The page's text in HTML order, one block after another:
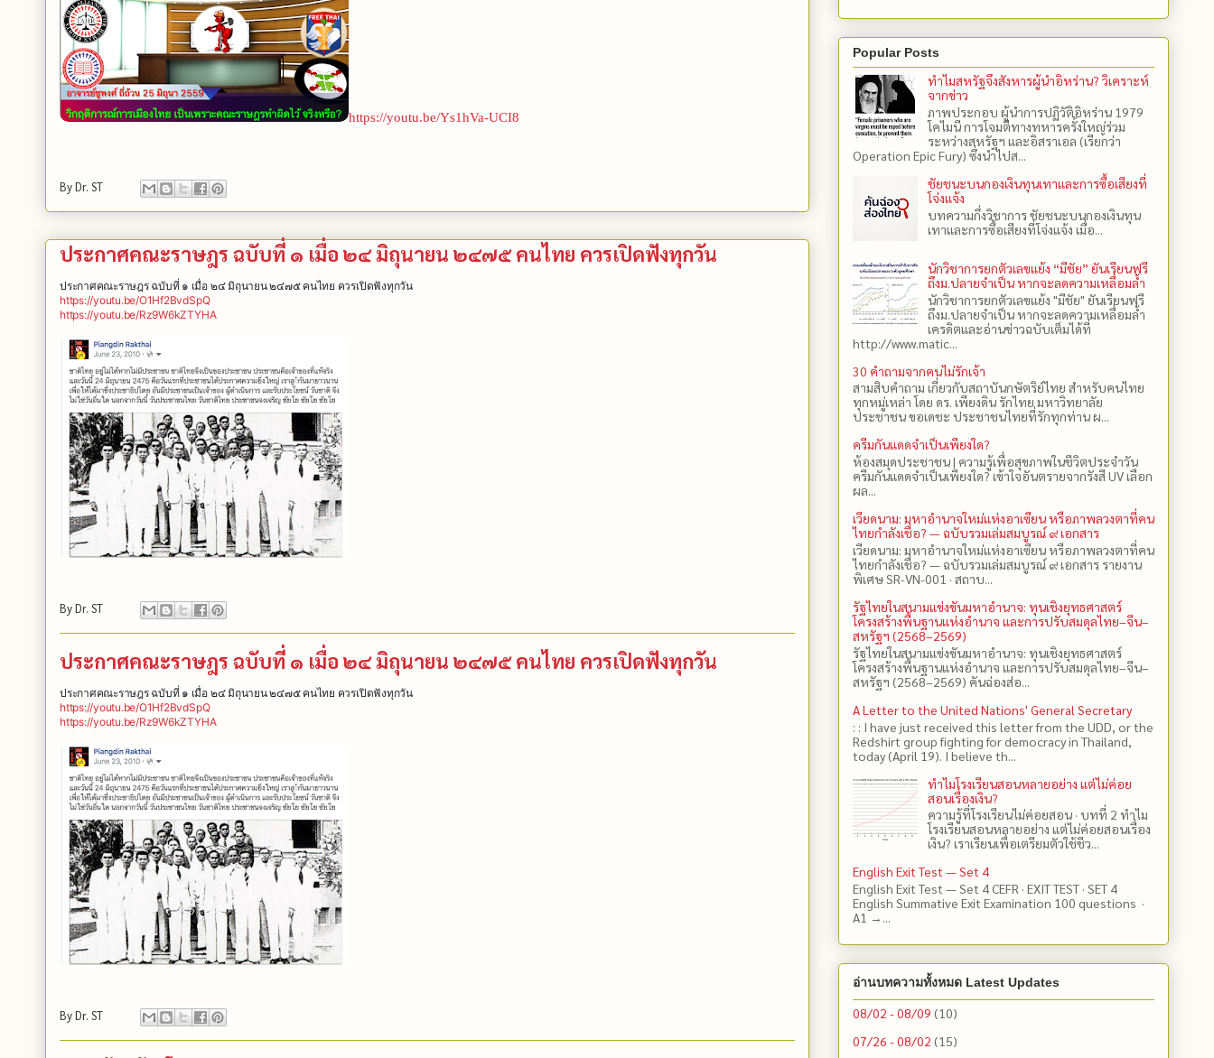
https://youtu.be/Ys1hVa-UCI8
ByDr. ST
ประกาศคณะราษฎร ฉบับที่ ๑ เมื่อ ๒๔ มิถุนายน ๒๔๗๕ คนไทย ควรเปิดฟังทุกวัน
ประกาศคณะราษฎร ฉบับที่ ๑ เมื่อ ๒๔ มิถุนายน ๒๔๗๕ คนไทย ควรเปิดฟังทุกวัน
https://youtu.be/O1Hf2BvdSpQ
https://youtu.be/Rz9W6kZTYHA
ByDr. ST
ประกาศคณะราษฎร ฉบับที่ ๑ เมื่อ ๒๔ มิถุนายน ๒๔๗๕ คนไทย ควรเปิดฟังทุกวัน
ประกาศคณะราษฎร ฉบับที่ ๑ เมื่อ ๒๔ มิถุนายน ๒๔๗๕ คนไทย ควรเปิดฟังทุกวัน
https://youtu.be/O1Hf2BvdSpQ
https://youtu.be/Rz9W6kZTYHA
ByDr. ST
Popular Posts
ทำไมสหรัฐจึงสังหารผู้นำอิหร่าน? วิเคราะห์
จากข่าว
ภาพประกอบ ผู้นำการปฏิวัติอิหร่าน 1979
โคไมนี การโจมตีทางทหารครั้งใหญ่ร่วม
ระหว่างสหรัฐฯ และอิสราเอล (เรียกว่า
Operation Epic Fury) ซึ่งนำไปส...
ชัยชนะบนกองเงินทุนเทาและการซื้อเสียงที่
โจ่งแจ้ง
บทความกึ่งวิชาการ ชัยชนะบนกองเงินทุน
เทาและการซื้อเสียงที่โจ่งแจ้ง เมื่อ...
นักวิชาการยกตัวเลขแย้ง “มีชัย” ยันเรียนฟรี
ถึงม.ปลายจำเป็น หากจะลดความเหลื่อมล้ำ
นักวิชาการยกตัวเลขแย้ง "มีชัย" ยันเรียนฟรี
ถึงม.ปลายจำเป็น หากจะลดความเหลื่อมล้ำ
เครดิตและอ่านข่าวฉบับเต็มได้ที่
http://www.matic...
30 คำถามจากคนไม่รักเจ้า
สามสิบคำถาม เกี่ยวกับสถาบันกษัตริย์ไทย สำหรับคนไทย
ทุกหมู่เหล่า โดย ดร.​ เพียงดิน รักไทย มหาวิทยาลัย
ประชาชน ขอเดชะ ประชาชนไทยที่รักทุกท่าน ผ...
ครีมกันแดดจำเป็นเพียงใด?
ห้องสมุดประชาชน | ความรู้เพื่อสุขภาพในชีวิตประจำวัน
ครีมกันแดดจำเป็นเพียงใด? เข้าใจอันตรายจากรังสี UV เลือก
ผล...
เวียดนาม: มหาอำนาจใหม่แห่งอาเซียน หรือภาพลวงตาที่คน
ไทยกำลังเชื่อ? — ฉบับรวมเล่มสมบูรณ์ ๙ เอกสาร
เวียดนาม: มหาอำนาจใหม่แห่งอาเซียน หรือภาพลวงตาที่คน
ไทยกำลังเชื่อ? — ฉบับรวมเล่มสมบูรณ์ ๙ เอกสาร รายงาน
พิเศษ SR-VN-001 · สถาบ...
รัฐไทยในสนามแข่งขันมหาอำนาจ: ทุนเชิงยุทธศาสตร์
โครงสร้างพื้นฐานแห่งอำนาจ และการปรับสมดุลไทย–จีน–
สหรัฐฯ (2568–2569)
รัฐไทยในสนามแข่งขันมหาอำนาจ: ทุนเชิงยุทธศาสตร์
โครงสร้างพื้นฐานแห่งอำนาจ และการปรับสมดุลไทย–จีน–
สหรัฐฯ (2568–2569) คันฉ่องส่อ...
A Letter to the United Nations' General Secretary
: : I have just received this letter from the UDD, or the
Redshirt group fighting for democracy in Thailand,
today (April 19). I believe th...
ทำไมโรงเรียนสอนหลายอย่าง แต่ไม่ค่อย
สอนเรื่องเงิน?
ความรู้ที่โรงเรียนไม่ค่อยสอน · บทที่ 2 ทำไม
โรงเรียนสอนหลายอย่าง แต่ไม่ค่อยสอนเรื่อง
เงิน? เราเรียนเพื่อเตรียมตัวใช้ชีว...
English Exit Test — Set 4
English Exit Test — Set 4 CEFR · EXIT TEST · SET 4
English Summative Exit Examination 100 questions ·
A1 →...
อ่านบทความทั้งหมด Latest Updates
08/02 - 08/09 (10)
07/26 - 08/02 (15)